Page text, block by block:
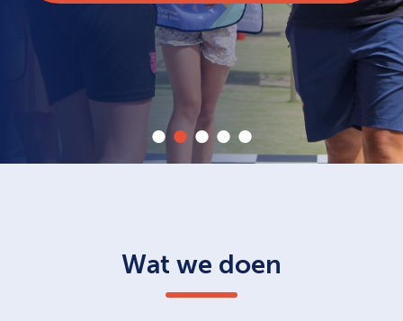
Wat we doen